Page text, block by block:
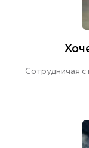
Сотрудничая